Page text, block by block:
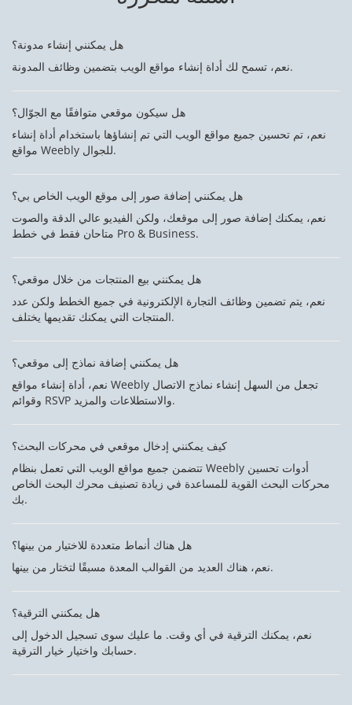
هل يمكنني إنشاء مدونة؟
نعم، تسمح لك أداة إنشاء مواقع الويب بتضمين وظائف المدونة.
هل سيكون موقعي متوافقًا مع الجوّال؟
نعم، تم تحسين جميع مواقع الويب التي تم إنشاؤها باستخدام أداة إنشاء
مواقع Weebly للجوال.
هل يمكنني إضافة صور إلى موقع الويب الخاص بي؟
نعم، يمكنك إضافة صور إلى موقعك، ولكن الفيديو عالي الدقة والصوت
متاحان فقط في خطط Pro & Business.
هل يمكنني بيع المنتجات من خلال موقعي؟
نعم، يتم تضمين وظائف التجارة الإلكترونية في جميع الخطط ولكن عدد
المنتجات التي يمكنك تقديمها يختلف.
هل يمكنني إضافة نماذج إلى موقعي؟
نعم، أداة إنشاء مواقع Weebly تجعل من السهل إنشاء نماذج الاتصال
وقوائم RSVP والاستطلاعات والمزيد.
كيف يمكنني إدخال موقعي في محركات البحث؟
تتضمن جميع مواقع الويب التي تعمل بنظام Weebly أدوات تحسين
محركات البحث القوية للمساعدة في زيادة تصنيف محرك البحث الخاص
بك.
هل هناك أنماط متعددة للاختيار من بينها؟
نعم، هناك العديد من القوالب المعدة مسبقًا لتختار من بينها.
هل يمكنني الترقية؟
نعم، يمكنك الترقية في أي وقت. ما عليك سوى تسجيل الدخول إلى
حسابك واختيار خيار الترقية.